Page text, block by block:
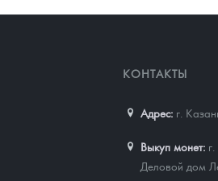
КОНТАКТЫ
Адрес: г.
Выкуп монет:
Деловой дом